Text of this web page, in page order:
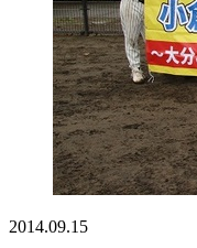
2014.09.15